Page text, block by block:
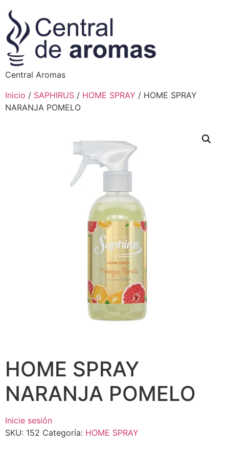
Central Aromas
Inicio / SAPHIRUS / HOME SPRAY / HOME SPRAY
NARANJA POMELO
HOME SPRAY
NARANJA POMELO
Inicie sesión
SKU: 152 Categoría: HOME SPRAY